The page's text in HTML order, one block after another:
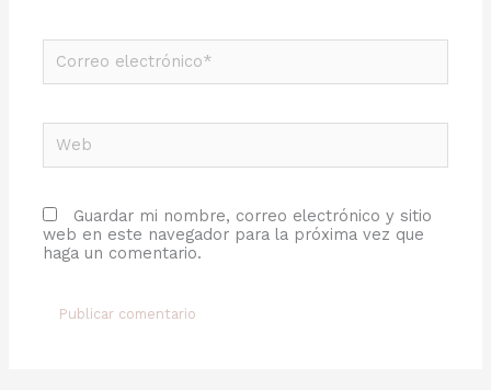
Correo
electrónico*
Guardar mi nombre, correo electrónico y sitio
web en este navegador para la próxima vez que
haga un comentario.